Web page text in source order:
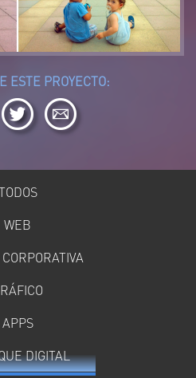
ESTE PROYECTO:
WEB
APPS
DIGITAL